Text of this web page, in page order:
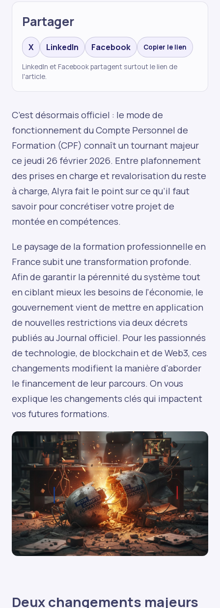
Partager
X LinkedIn Facebook Copier le lien
LinkedIn et Facebook partagent surtout le lien de
l'article.
C’est désormais officiel : le mode de
fonctionnement du Compte Personnel de
Formation (CPF) connaît un tournant majeur
ce jeudi 26 février 2026. Entre plafonnement
des prises en charge et revalorisation du reste
à charge, Alyra fait le point sur ce qu’il faut
savoir pour concrétiser votre projet de
montée en compétences.
Le paysage de la formation professionnelle en
France subit une transformation profonde.
Afin de garantir la pérennité du système tout
en ciblant mieux les besoins de l'économie, le
gouvernement vient de mettre en application
de nouvelles restrictions via deux décrets
publiés au Journal officiel. Pour les passionnés
de technologie, de blockchain et de Web3, ces
changements modifient la manière d'aborder
le financement de leur parcours. On vous
explique les changements clés qui impactent
vos futures formations.
Deux changements majeurs